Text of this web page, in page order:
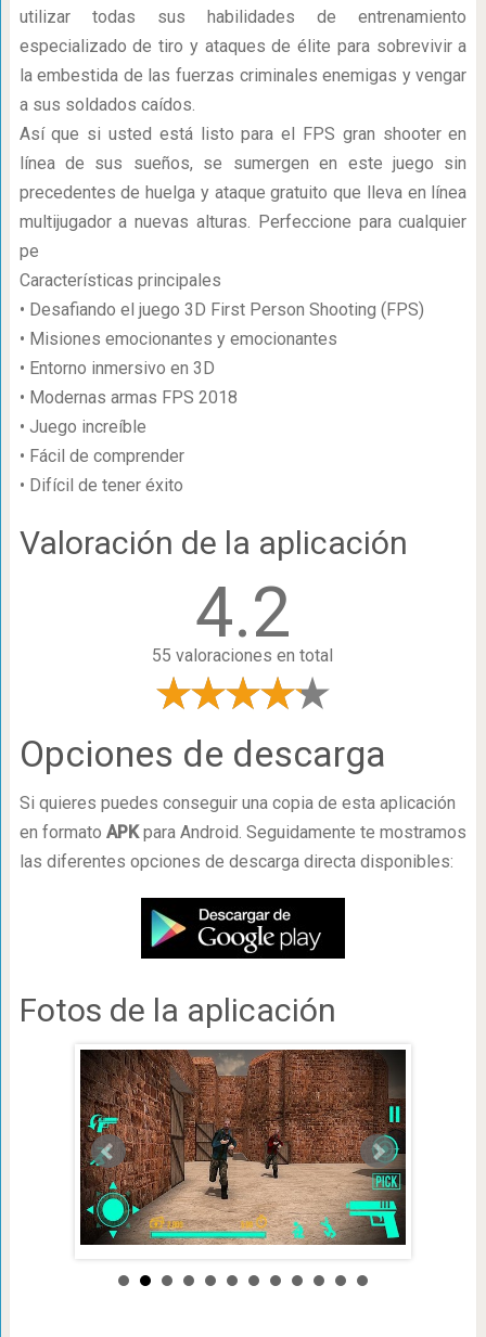
utilizar todas sus habilidades de entrenamiento
especializado de tiro y ataques de élite para sobrevivir a
la embestida de las fuerzas criminales enemigas y vengar
a sus soldados caídos.
Así que si usted está listo para el FPS gran shooter en
línea de sus sueños, se sumergen en este juego sin
precedentes de huelga y ataque gratuito que lleva en línea
multijugador a nuevas alturas. Perfeccione para cualquier
pe
Características principales
• Desafiando el juego 3D First Person Shooting (FPS)
• Misiones emocionantes y emocionantes
• Entorno inmersivo en 3D
• Modernas armas FPS 2018
• Juego increíble
• Fácil de comprender
• Difícil de tener éxito
Valoración de la aplicación
4.2
55 valoraciones en total
Opciones de descarga
Si quieres puedes conseguir una copia de esta aplicación
en formato APKpara Android. Seguidamente te mostramos
las diferentes opciones de descarga directa disponibles:
Fotos de la aplicación